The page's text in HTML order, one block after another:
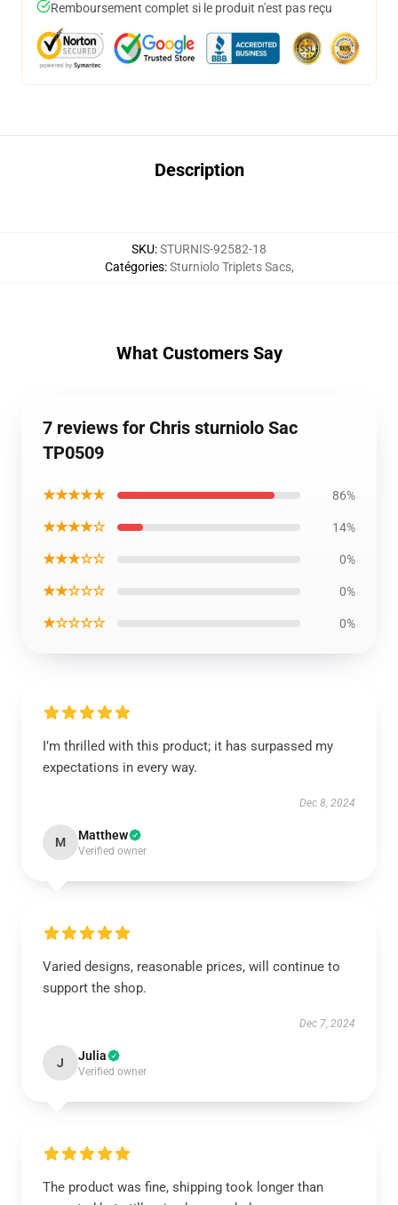
Remboursement complet si le produit n'est pas reçu
Description
SKU:STURNIS-92582-18
Catégories:Sturniolo Triplets Sacs,
What Customers Say
7 reviews for Chris sturniolo Sac
TP0509
★★★★★ 86%
★★★★☆ 14%
★★★☆☆ 0%
★★☆☆☆ 0%
★☆☆☆☆ 0%
I’m thrilled with this product; it has surpassed my
expectations in every way.
Dec 8, 2024
M Matthew
Verified owner
Varied designs, reasonable prices, will continue to
support the shop.
Dec 7, 2024
J Julia
Verified owner
The product was fine, shipping took longer than